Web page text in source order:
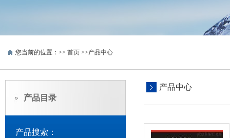
您当前的位置：>> 首页 >>产品中心
产品目录
产品搜索：
产品中心